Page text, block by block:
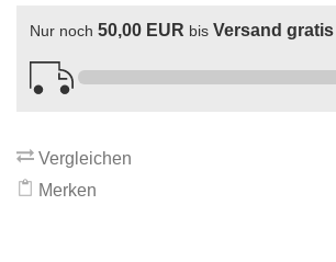
Nur noch 50,00 EUR bis Versand gratis
Vergleichen
Merken